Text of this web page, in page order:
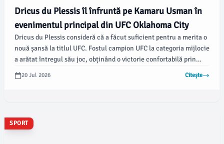
Dricus du Plessis îl înfruntă pe Kamaru Usman în
evenimentul principal din UFC Oklahoma City
Dricus du Plessis consideră că a făcut suficient pentru a merita o
nouă șansă la titlul UFC. Fostul campion UFC la categoria mijlocie
a arătat întregul său joc, obținând o victorie confortabilă prin
decizie unanimă (50-45, 49-46 x2) în fața campionului UFC la
categoria mijlocie Kamaru Usman, în evenimentul principal din
20 Jul 2026 Citește
SPORT